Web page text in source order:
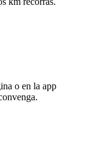
o en la app